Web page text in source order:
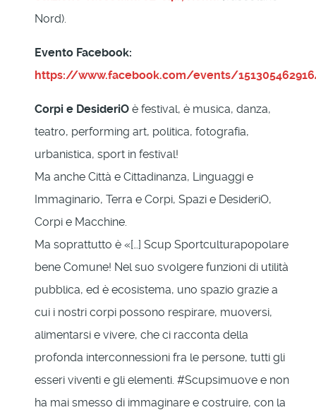
Nord).
Evento Facebook:
https://www.facebook.com/events/
Corpi e DesideriO è festival, è musica, danza,
teatro, performing art, politica, fotografia,
urbanistica, sport in festival!
Ma anche Città e Cittadinanza, Linguaggi e
Immaginario, Terra e Corpi, Spazi e DesideriO,
Corpi e Macchine.
Ma soprattutto è «[…] Scup Sportculturapopolare
bene Comune! Nel suo svolgere funzioni di utilità
pubblica, ed è ecosistema, uno spazio grazie a
cui i nostri corpi possono respirare, muoversi,
alimentarsi e vivere, che ci racconta della
profonda interconnessioni fra le persone, tutti gli
esseri viventi e gli elementi. #Scupsimuove e non
ha mai smesso di immaginare e costruire, con la